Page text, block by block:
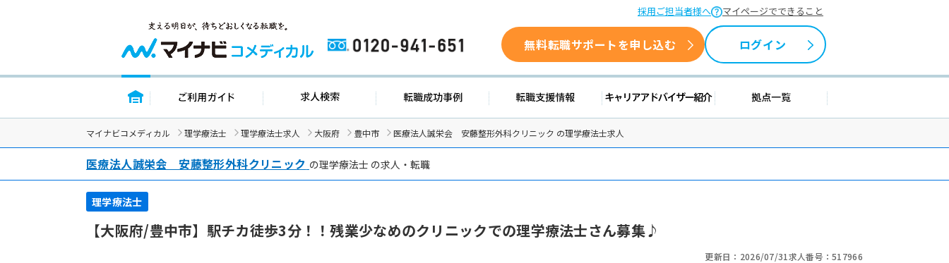
採用ご担当者様へ マイページでできること
0120-941-651 無料転職サポートを申し込む ログイン
トップページ ご利用ガイド 求人検索 転職成功事例 転職支援情報 キャリアアドバイザー紹介 拠点一覧
マイナビコメディカル 理学療法士 理学療法士求人 大阪府 豊中市 医療法人誠栄会 安藤整形外科クリニック の理学療法士求人
医療法人誠栄会 安藤整形外科クリニック の理学療法士 の求人・転職
理学療法士
【大阪府/豊中市】駅チカ徒歩3分！！残業少なめのクリニックでの理学療法士さん募集♪
更新日：2026/07/31求人番号：517966